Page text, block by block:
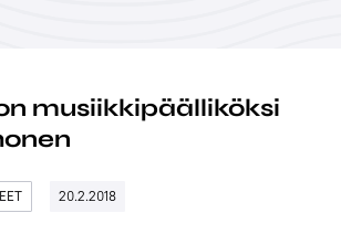
musiikkipäälliköksi
20.2.2018